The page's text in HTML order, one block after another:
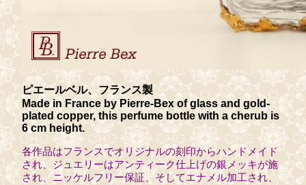
ピエールベル、フランス製
Made in France by Pierre-Bex of glass and gold-
plated copper, this perfume bottle with a cherub is
6 cm height.
各作品はフランスでオリジナルの刻印からハンドメイド
され、ジュエリーはアンティーク仕上げの銀メッキが施
され、ニッケルフリー保証、そしてエナメル加工され、